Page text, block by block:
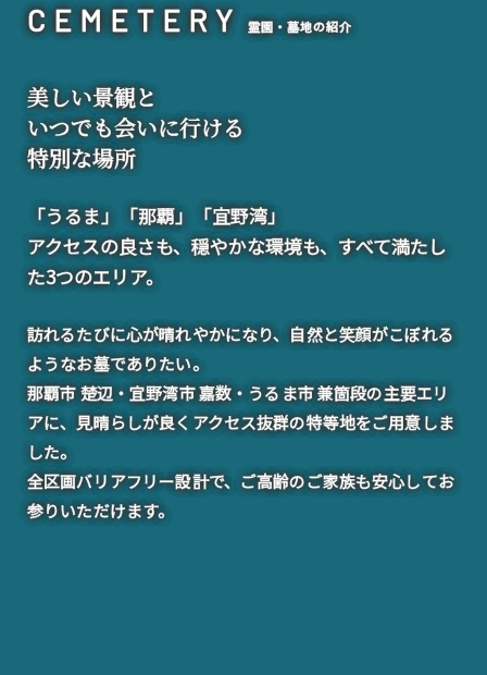
CEMETERY 霊園・墓地の紹介
美しい景観と
いつでも会いに行ける
特別な場所
「うるま」「那覇」「宜野湾」
アクセスの良さも、穏やかな環境も、すべて満たし
た3つのエリア。
訪れるたびに心が晴れやかになり、自然と笑顔がこぼれる
ようなお墓でありたい。
那覇市 楚辺・宜野湾市 嘉数・うるま市 兼箇段の主要エリ
アに、見晴らしが良くアクセス抜群の特等地をご用意しま
した。
全区画バリアフリー設計で、ご高齢のご家族も安心してお
参りいただけます。